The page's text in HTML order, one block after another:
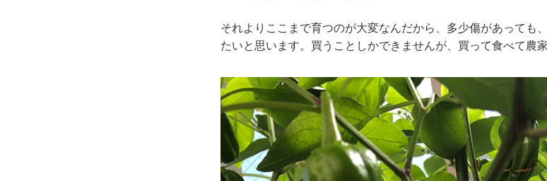
それよりここまで育つのが大変なんだから、多少傷があっても
たいと思います。買うことしかできませんが、買って食べて農